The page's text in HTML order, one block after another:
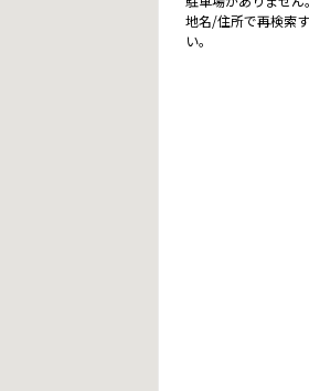
地名/住所で再検索
い。